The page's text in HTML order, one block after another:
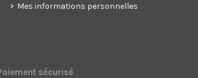
Mes informations personnelles
sécurisé